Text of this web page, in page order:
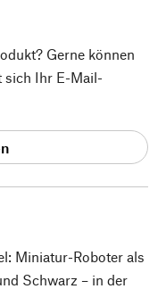
Miniatur-Roboter als
Schwarz – in der
Gerne können
sich Ihr E-Mail-